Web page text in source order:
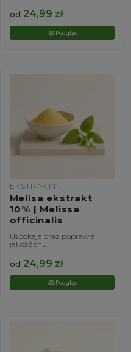
od 24,99 zł
Podgląd
EKSTRAKTY
Melisa ekstrakt
10% | Melissa
officinalis
Uspokaja oraz poprawia
jakość snu
od 24,99 zł
Podgląd